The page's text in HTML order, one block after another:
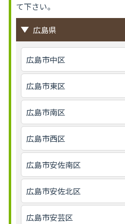
て下さい。
広島県
広島市中区
広島市東区
広島市南区
広島市西区
広島市安佐南区
広島市安佐北区
広島市安芸区